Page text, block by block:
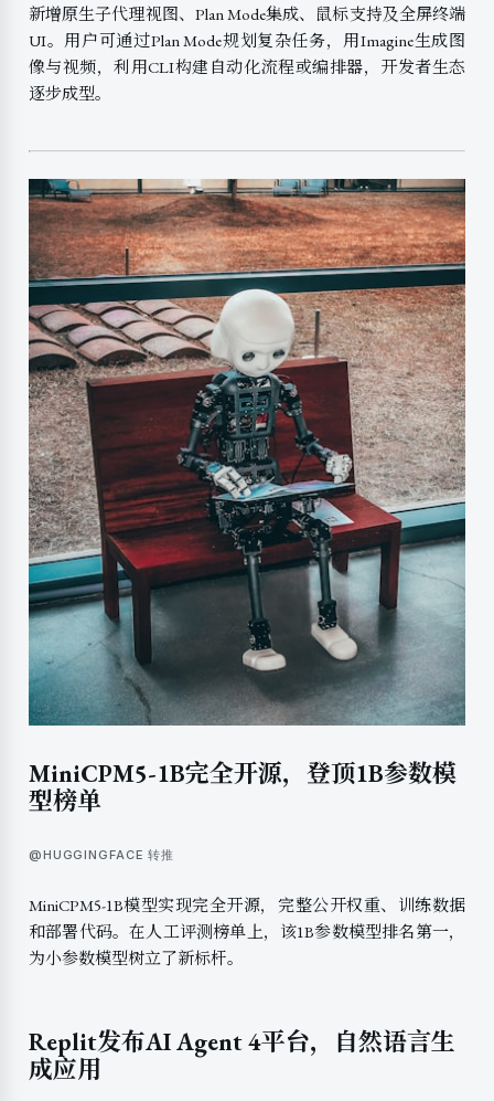
新增原生子代理视图、Plan Mode集成、鼠标支持及全屏终端
UI。用户可通过Plan Mode规划复杂任务，用Imagine生成图
像与视频，利用CLI构建自动化流程或编排器，开发者生态
逐步成型。
MiniCPM5-1B完全开源，登顶1B参数模
型榜单
@HUGGINGFACE 转推
MiniCPM5-1B模型实现完全开源，完整公开权重、训练数据
和部署代码。在人工评测榜单上，该1B参数模型排名第一，
为小参数模型树立了新标杆。
Replit发布AI Agent 4平台，自然语言生
成应用